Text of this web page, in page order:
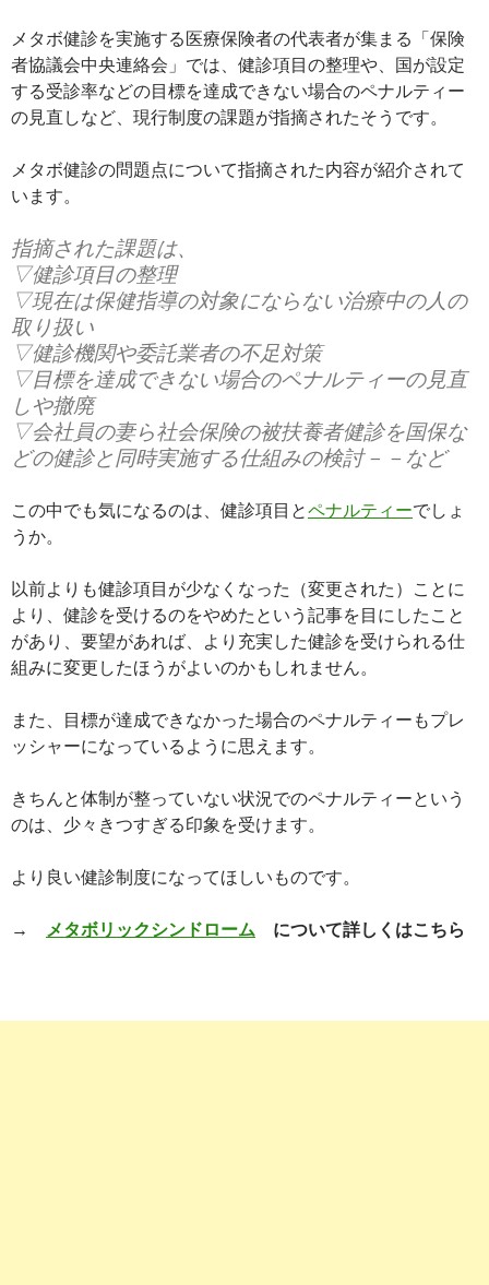
メタボ健診を実施する医療保険者の代表者が集まる「保険
者協議会中央連絡会」では、健診項目の整理や、国が設定
する受診率などの目標を達成できない場合のペナルティー
の見直しなど、現行制度の課題が指摘されたそうです。
メタボ健診の問題点について指摘された内容が紹介されて
います。
指摘された課題は、
▽健診項目の整理
▽現在は保健指導の対象にならない治療中の人の
取り扱い
▽健診機関や委託業者の不足対策
▽目標を達成できない場合のペナルティーの見直
しや撤廃
▽会社員の妻ら社会保険の被扶養者健診を国保な
どの健診と同時実施する仕組みの検討－－など
この中でも気になるのは、健診項目とペナルティーでしょ
うか。
以前よりも健診項目が少なくなった（変更された）ことに
より、健診を受けるのをやめたという記事を目にしたこと
があり、要望があれば、より充実した健診を受けられる仕
組みに変更したほうがよいのかもしれません。
また、目標が達成できなかった場合のペナルティーもプレ
ッシャーになっているように思えます。
きちんと体制が整っていない状況でのペナルティーという
のは、少々きつすぎる印象を受けます。
より良い健診制度になってほしいものです。
→ メタボリックシンドローム について詳しくはこちら